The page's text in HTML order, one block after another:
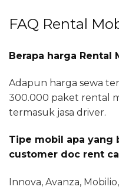
FAQ Rental
Berapa harga Rental
Adapun harga sewa
300.000 paket rental
termasuk jasa driver.
Tipe mobil apa yang
customer doc rent
Innova, Avanza,